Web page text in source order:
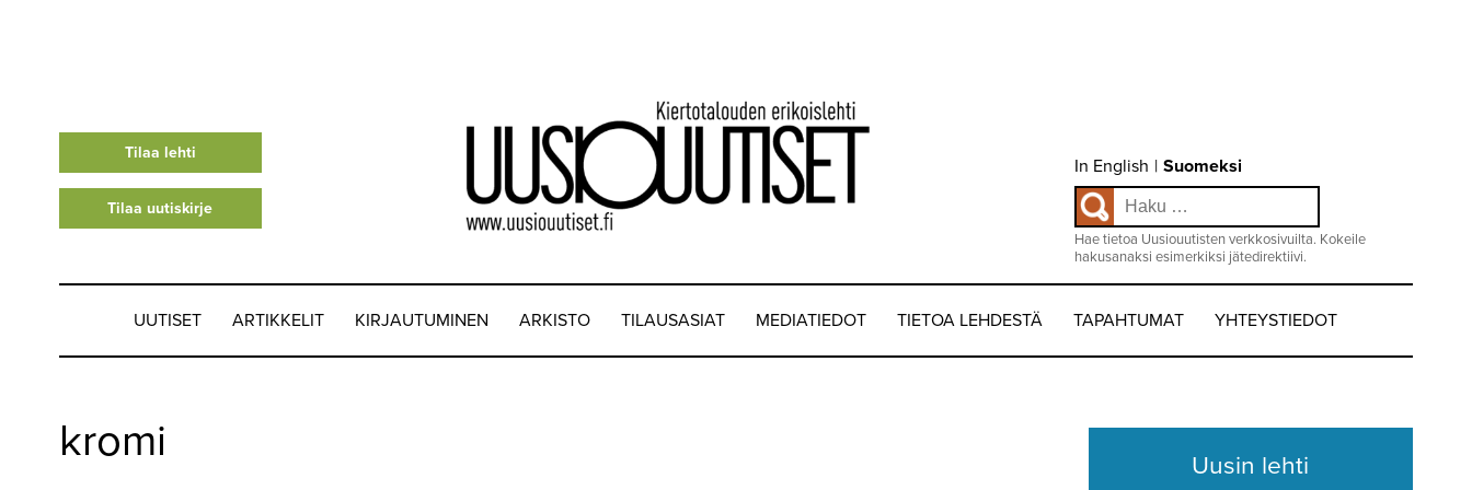
Tilaa lehti
Tilaa uutiskirje
Choose
language
Valitse
kieli:
In English | Suomeksi
Haku:
Hae tietoa Uusiouutisten verkkosivuilta. Kokeile
hakusanaksi esimerkiksi jätedirektiivi.
UUTISET ARTIKKELIT KIRJAUTUMINEN ARKISTO TILAUSASIAT MEDIATIEDOT TIETOA LEHDESTÄ TAPAHTUMAT YHTEYSTIEDOT
ARTIKKELIT
kromi Uusin lehti